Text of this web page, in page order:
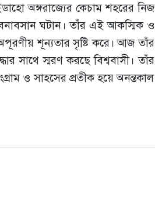
অঙ্গরাজ্যের কেচাম শহরের নিজ
ঘটান। তাঁর এই আকস্মিক ও
শূন্যতার সৃষ্টি করে। আজ তাঁর
সাথে স্মরণ করছে বিশ্ববাসী। তাঁর
ও সাহসের প্রতীক হয়ে অনন্তকাল